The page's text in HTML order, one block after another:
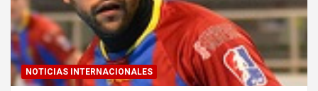
NOTICIAS INTERNACIONALES